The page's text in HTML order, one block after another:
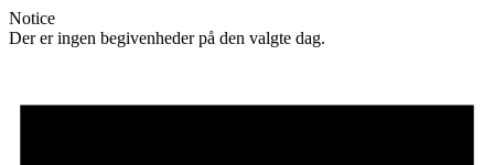
Notice
Der er ingen begivenheder på den valgte dag.